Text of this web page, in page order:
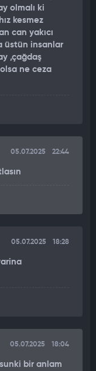
olmalı ki
kesmez
can yakıcı
üstün insanlar
,çağdaş
ne ceza
05.07.2025 22:44
05.07.2025 18:28
05.07.2025 18:04
bir anlam